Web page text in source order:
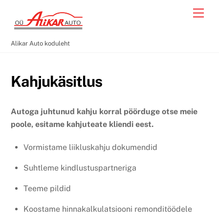
content
Alikar Auto koduleht
Kahjukäsitlus
Autoga juhtunud kahju korral pöörduge otse meie
poole, esitame kahjuteate kliendi eest.
Vormistame liikluskahju dokumendid
Suhtleme kindlustuspartneriga
Teeme pildid
Koostame hinnakalkulatsiooni remonditöödele